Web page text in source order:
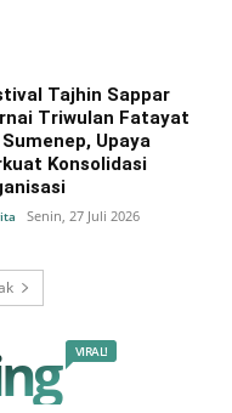
Tajhin Sappar
Triwulan Fatayat
Sumenep, Upaya
Konsolidasi
Senin, 27 Juli 2026
VIRAL!